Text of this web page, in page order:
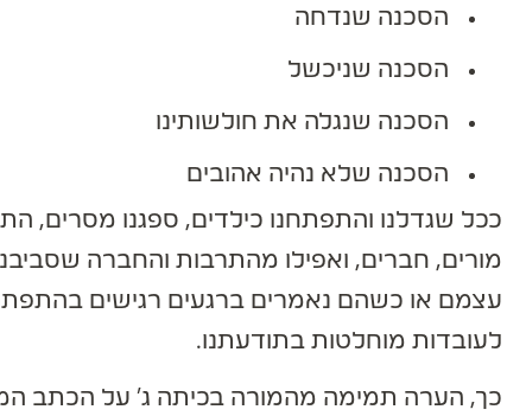
הסכנה שנדחה
הסכנה שניכשל
הסכנה שנגלה את חולשותינו
הסכנה שלא נהיה אהובים
ככל שגדלנו והתפתחנו כילדים, ספגנו מסרים,
מורים, חברים, ואפילו מהתרבות והחברה
עצמם או כשהם נאמרים ברגעים רגישים
לעובדות מוחלטות בתודעתנו.
כך, הערה תמימה מהמורה בכיתה ג' על הכתב